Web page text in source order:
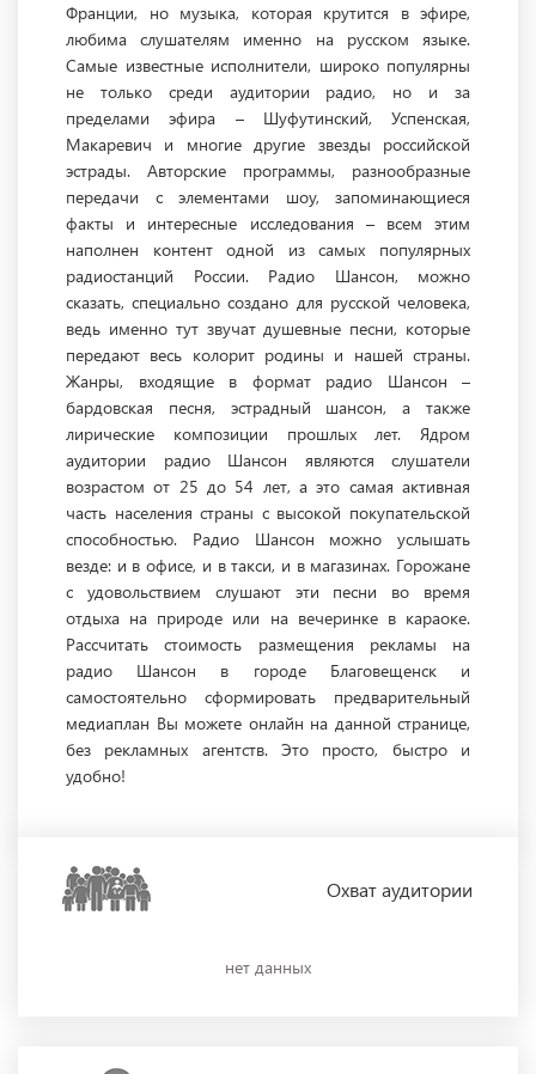
Франции, но музыка, которая крутится в эфире,
любима слушателям именно на русском языке.
Самые известные исполнители, широко популярны
не только среди аудитории радио, но и за
пределами эфира – Шуфутинский, Успенская,
Макаревич и многие другие звезды российской
эстрады. Авторские программы, разнообразные
передачи с элементами шоу, запоминающиеся
факты и интересные исследования – всем этим
наполнен контент одной из самых популярных
радиостанций России. Радио Шансон, можно
сказать, специально создано для русской человека,
ведь именно тут звучат душевные песни, которые
передают весь колорит родины и нашей страны.
Жанры, входящие в формат радио Шансон –
бардовская песня, эстрадный шансон, а также
лирические композиции прошлых лет. Ядром
аудитории радио Шансон являются слушатели
возрастом от 25 до 54 лет, а это самая активная
часть населения страны с высокой покупательской
способностью. Радио Шансон можно услышать
везде: и в офисе, и в такси, и в магазинах. Горожане
с удовольствием слушают эти песни во время
отдыха на природе или на вечеринке в караоке.
Рассчитать стоимость размещения рекламы на
радио Шансон в городе Благовещенск и
самостоятельно сформировать предварительный
медиаплан Вы можете онлайн на данной странице,
без рекламных агентств. Это просто, быстро и
удобно!
Охватаудитории
нет данных